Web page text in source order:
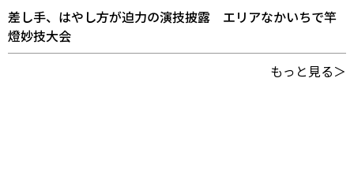
差し手、はやし方が迫力の演技披露 エリアなかいちで竿
燈妙技大会
もっと見る＞